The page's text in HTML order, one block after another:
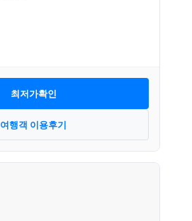
최저가확인
여행객 이용후기